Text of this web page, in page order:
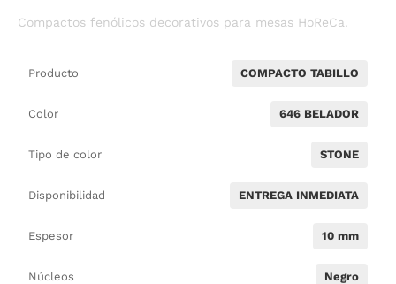
Compactos fenólicos decorativos para mesas HoReCa.
Producto COMPACTO TABILLO
Color 646 BELADOR
Tipo de color STONE
Disponibilidad ENTREGA INMEDIATA
Espesor 10 mm
Núcleos Negro